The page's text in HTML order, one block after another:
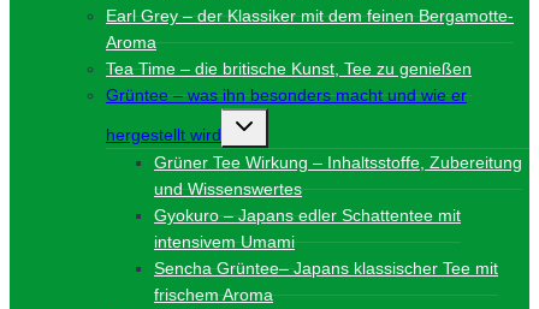
Earl Grey – der Klassiker mit dem feinen Bergamotte-
Aroma
Tea Time – die britische Kunst, Tee zu genießen
Grüntee – was ihn besonders macht und wie er
hergestellt wird
Untermenü
umschalten
Grüner Tee Wirkung – Inhaltsstoffe, Zubereitung
und Wissenswertes
Gyokuro – Japans edler Schattentee mit
intensivem Umami
Sencha Grüntee– Japans klassischer Tee mit
frischem Aroma